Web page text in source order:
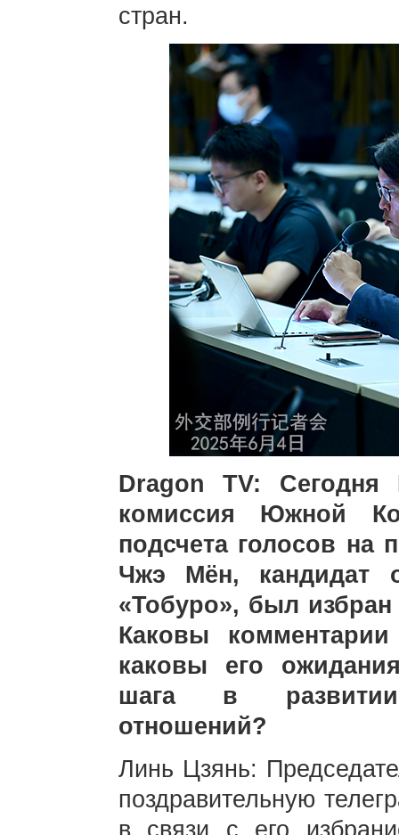
стран.
Dragon TV: Сегодня
комиссия Южной
подсчета голосов на
Чжэ Мён, кандидат
«Тобуро», был
Каковы
каковы его
шага в развитии
отношений?
Линь Цзянь:
поздравительную
в связи с его